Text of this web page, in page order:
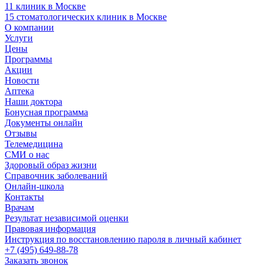
11 клиник в Москве
15 стоматологических клиник в Москве
О компании
Услуги
Цены
Программы
Акции
Новости
Аптека
Наши доктора
Бонусная программа
Документы онлайн
Отзывы
Телемедицина
СМИ о нас
Здоровый образ жизни
Справочник заболеваний
Онлайн-школа
Контакты
Врачам
Результат независимой оценки
Правовая информация
Инструкция по восстановлению пароля в личный кабинет
+7 (495) 649-88-78
Заказать звонок